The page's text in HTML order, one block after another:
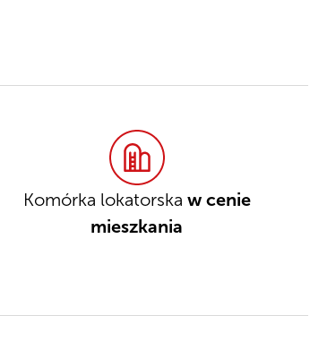
Komórka lokatorska w cenie
mieszkania